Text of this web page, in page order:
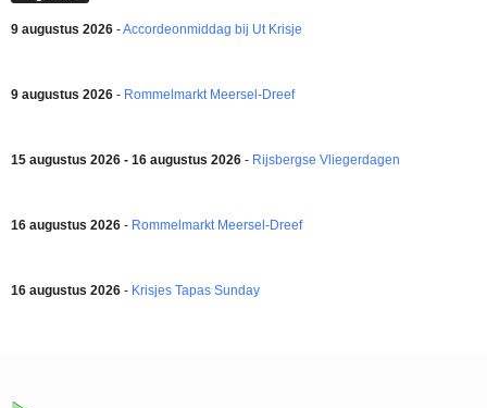
9 augustus 2026 -Accordeonmiddag bij Ut Krisje
9 augustus 2026 - Rommelmarkt Meersel-Dreef
15 augustus 2026 - 16 augustus 2026 - Rijsbergse Vliegerdagen
16 augustus 2026 - Rommelmarkt Meersel-Dreef
16 augustus 2026 - Krisjes Tapas Sunday